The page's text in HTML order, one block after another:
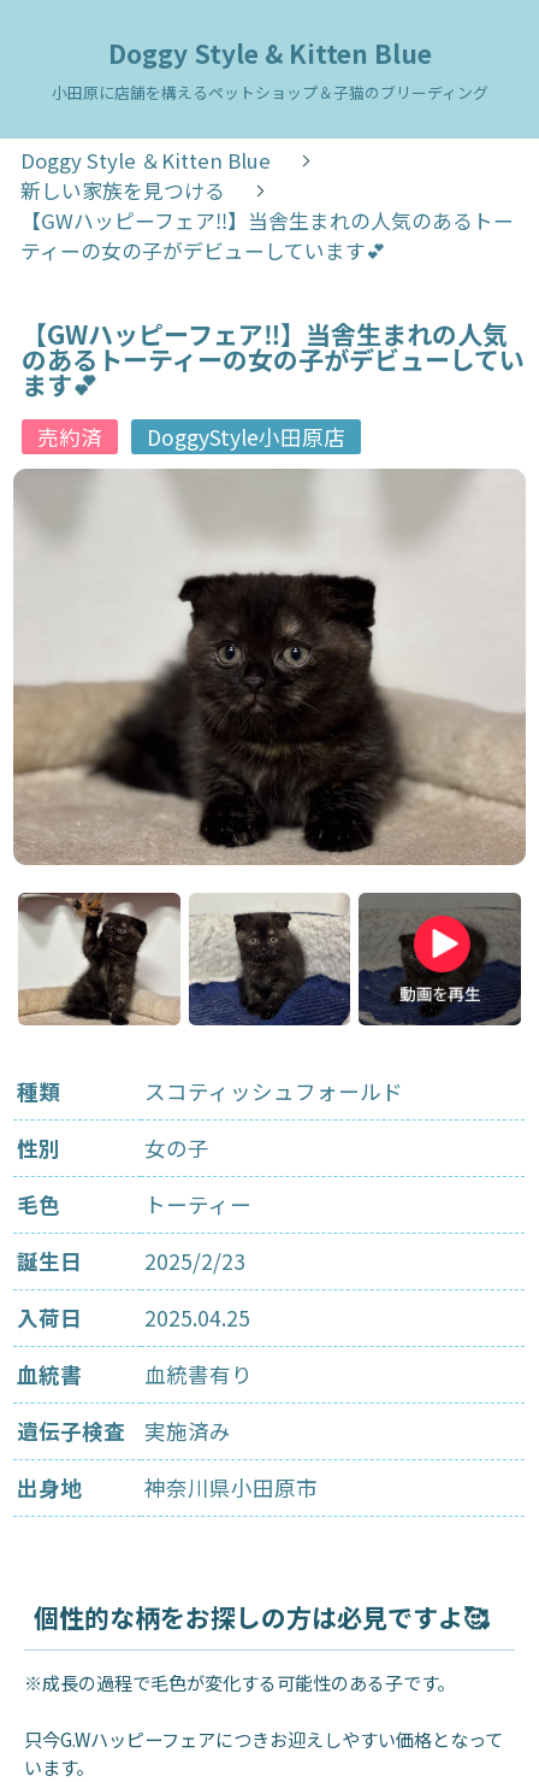
Doggy Style & Kitten Blue
小田原に店舗を構えるペットショップ＆子猫のブリーディング
Doggy Style ＆Kitten Blue
新しい家族を見つける
【GWハッピーフェア‼️】当舎生まれの人気のあるトー
ティーの女の子がデビューしています💕
【GWハッピーフェア‼️】当舎生まれの人気
のあるトーティーの女の子がデビューしてい
ます💕
売約済 DoggyStyle小田原店
種類
スコティッシュフォールド
性別
女の子
毛色
トーティー
誕生日
2025/2/23
入荷日
2025.04.25
血統書
血統書有り
遺伝子検査
実施済み
出身地
神奈川県小田原市
個性的な柄をお探しの方は必見ですよ🥰
※成長の過程で毛色が変化する可能性のある子です。
只今G.Wハッピーフェアにつきお迎えしやすい価格となって
います。